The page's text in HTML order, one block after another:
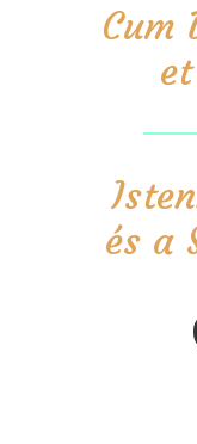
Cum
és a